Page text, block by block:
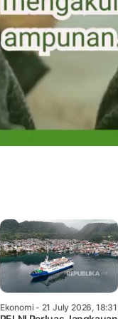
Ekonomi- 21 July 2026, 18:31